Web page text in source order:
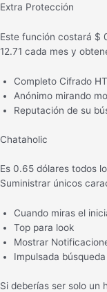
Extra Protección
Este función costará $
12.71 cada mes y
Completo Cifrado
Anónimo mirando
Reputación de su
Chataholic
Es 0.65 dólares todos
Suministrar únicos
Cuando miras el
Top para look
Mostrar
Impulsada
Si deberías ser solo un